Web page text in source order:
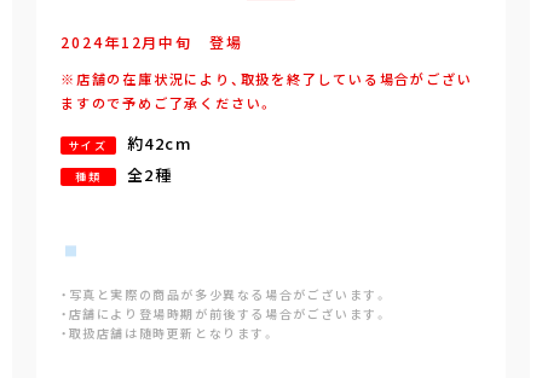
2024年12月中旬 登場
※店舗の在庫状況により、取扱を終了している場合がござい
ますので予めご了承ください。
サイズ 約42cm
種類 全2種
・写真と実際の商品が多少異なる場合がございます。
・店舗により登場時期が前後する場合がございます。
・取扱店舗は随時更新となります。